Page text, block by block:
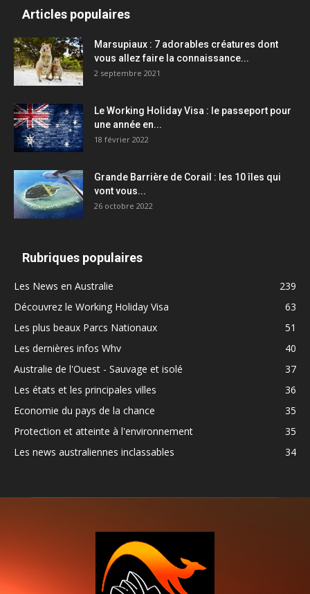
Articles populaires
Marsupiaux : 7 adorables créatures dont
vous allez faire la connaissance...
2 septembre 2021
Le Working Holiday Visa : le passeport pour
une année en...
18 février 2022
Grande Barrière de Corail : les 10 îles qui
vont vous...
26 octobre 2022
Rubriques populaires
Les News en Australie
239
Découvrez le Working Holiday Visa
63
Les plus beaux Parcs Nationaux
51
Les dernières infos Whv
40
Australie de l'Ouest - Sauvage et isolé
37
Les états et les principales villes
36
Economie du pays de la chance
35
Protection et atteinte à l'environnement
35
Les news australiennes inclassables
34